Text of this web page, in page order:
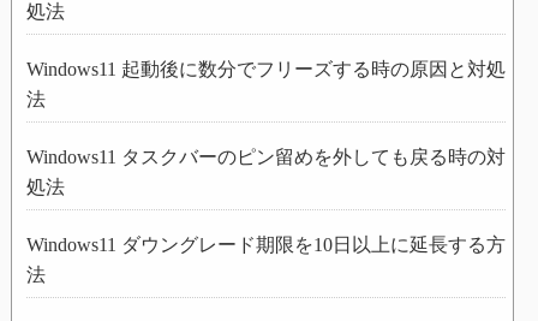
処法
Windows11 起動後に数分でフリーズする時の原因と対処
法
Windows11 タスクバーのピン留めを外しても戻る時の対
処法
Windows11 ダウングレード期限を10日以上に延長する方
法